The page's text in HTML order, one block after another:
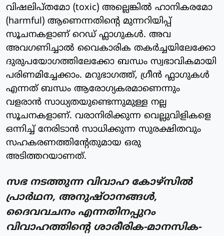
വിഷലിപ്തമോ (toxic) അല്ലെങ്കിൽ ഹാനികരമോ
(harmful) ആണെന്നതിന്റെ മുന്നറിയിപ്പ്
സൂചനകളാണ് റെഡ് ഫ്ലാഗുകൾ. അവ
അവഗണിച്ചാൽ വൈകാരിക തകർച്ചയിലേക്കോ
ദുരുപയോഗത്തിലേക്കോ ബന്ധം സ്വഭാവികമായി
പരിണമിച്ചേക്കാം. മറുഭാഗത്ത്, ഗ്രീൻ ഫ്ലാഗുകൾ
എന്നത് ബന്ധം ആരോഗ്യകരമാണെന്നും
വളരാൻ സാധ്യതയുണ്ടെന്നുമുള്ള നല്ല
സൂചനകളാണ്. വരാനിരിക്കുന്ന വെല്ലുവിളികളെ
ഒന്നിച്ച് നേരിടാൻ സാധിക്കുന്ന സുരക്ഷിതവും
സഹകരണത്തിന്റേതുമായ ഒരു
അടിത്തറയാണത്.
സഭ നടത്തുന്ന വിവാഹ കോഴ്സിൽ
പ്രാർഥന, അനുഷ്ഠാനങ്ങൾ,
ദൈവവചനം എന്നതിനപ്പുറം
വിവാഹത്തിന്റെ ശാരീരിക-മാനസിക-